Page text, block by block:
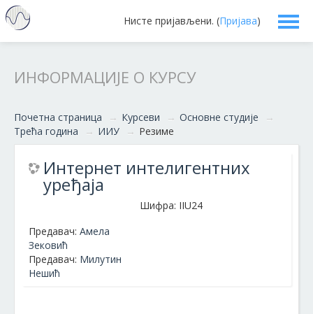
Нисте пријављени. (Пријава)
ИНФОРМАЦИЈЕ О КУРСУ
Почетна страница → Курсеви → Основне студије
→
Трећа година
→ ИИУ → Резиме
Интернет интелигентних
уређаја
Шифра: IIU24
Предавач: Амела
Зековић
Предавач: Милутин
Нешић